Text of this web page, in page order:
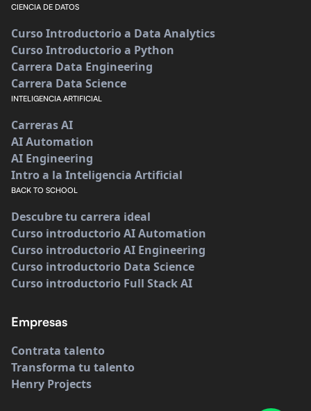
CIENCIA DE DATOS
Curso Introductorio a Data Analytics
Curso Introductorio a Python
Carrera Data Engineering
Carrera Data Science
INTELIGENCIA ARTIFICIAL
Carreras AI
AI Automation
AI Engineering
Intro a la Inteligencia Artificial
BACK TO SCHOOL
Descubre tu carrera ideal
Curso introductorio AI Automation
Curso introductorio AI Engineering
Curso introductorio Data Science
Curso introductorio Full Stack AI
Empresas
Contrata talento
Transforma tu talento
Henry Projects